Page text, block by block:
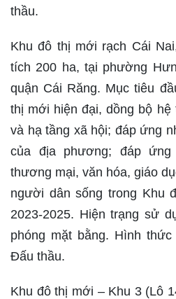
thầu.
Khu đô thị mới rạch Cái
tích 200 ha, tại phường
quận Cái Răng. Mục tiêu
thị mới hiện đại, dồng bộ hệ
và hạ tầng xã hội; đáp ứng
của địa phương; đáp
thương mại, văn hóa, giáo
người dân sống trong Khu
2023-2025. Hiện trạng sử
phóng mặt bằng. Hình
Đấu thầu.
Khu đô thị mới – Khu 3 (Lô